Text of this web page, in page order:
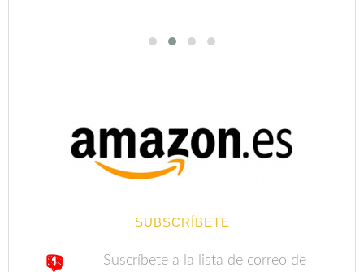
SUBSCRÍBETE
Suscríbete a la lista de correo de